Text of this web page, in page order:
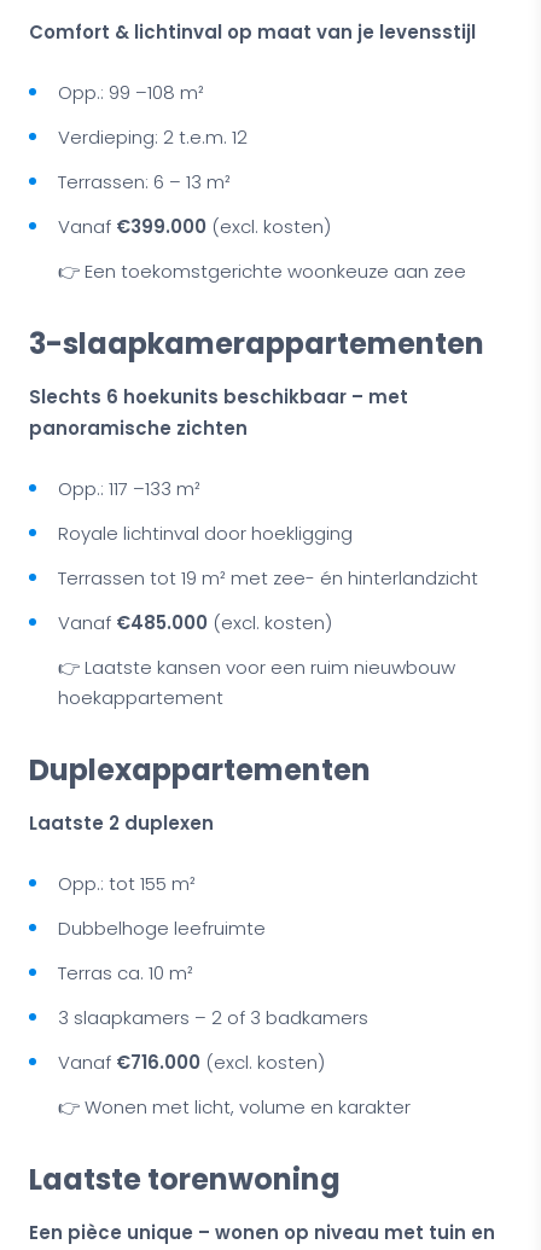
Comfort & lichtinval op maat van je levensstijl
Opp.: 99 –108 m²
Verdieping: 2 t.e.m. 12
Terrassen: 6 – 13 m²
Vanaf €399.000 (excl. kosten)
👉 Een toekomstgerichte woonkeuze aan zee
3-slaapkamerappartementen
Slechts 6 hoekunits beschikbaar – met
panoramische zichten
Opp.: 117 –133 m²
Royale lichtinval door hoekligging
Terrassen tot 19 m² met zee- én hinterlandzicht
Vanaf €485.000 (excl. kosten)
👉 Laatste kansen voor een ruim nieuwbouw
hoekappartement
Duplexappartementen
Laatste 2 duplexen
Opp.: tot 155 m²
Dubbelhoge leefruimte
Terras ca. 10 m²
3 slaapkamers – 2 of 3 badkamers
Vanaf €716.000 (excl. kosten)
👉 Wonen met licht, volume en karakter
Laatste torenwoning
Een pièce unique – wonen op niveau met tuin en